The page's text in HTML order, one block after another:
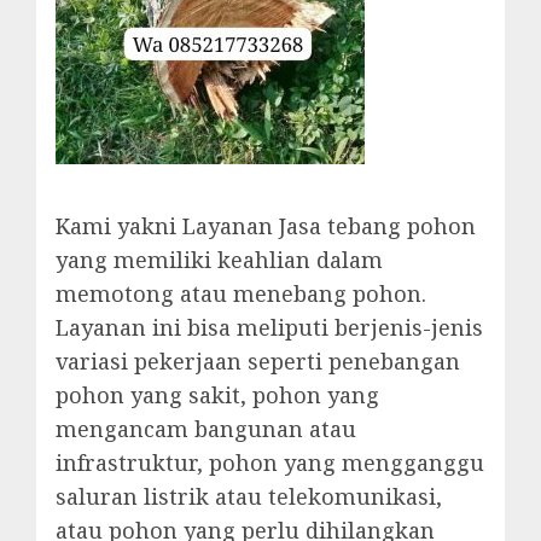
Kami yakni Layanan Jasa tebang pohon
yang memiliki keahlian dalam
memotong atau menebang pohon.
Layanan ini bisa meliputi berjenis-jenis
variasi pekerjaan seperti penebangan
pohon yang sakit, pohon yang
mengancam bangunan atau
infrastruktur, pohon yang mengganggu
saluran listrik atau telekomunikasi,
atau pohon yang perlu dihilangkan